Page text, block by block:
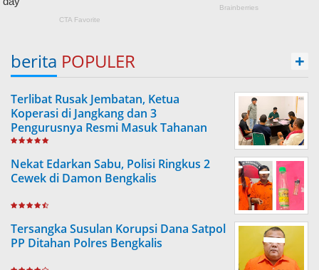
berita POPULER +
Terlibat Rusak Jembatan, Ketua
Koperasi di Jangkang dan 3
Pengurusnya Resmi Masuk Tahanan
Jaksa
Nekat Edarkan Sabu, Polisi Ringkus 2
Cewek di Damon Bengkalis
Tersangka Susulan Korupsi Dana Satpol
PP Ditahan Polres Bengkalis